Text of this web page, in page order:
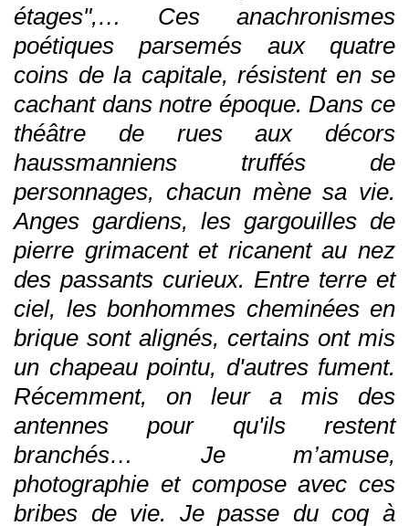
étages",… Ces anachronismes
poétiques parsemés aux quatre
coins de la capitale, résistent en se
cachant dans notre époque. Dans ce
théâtre de rues aux décors
haussmanniens truffés de
personnages, chacun mène sa vie.
Anges gardiens, les gargouilles de
pierre grimacent et ricanent au nez
des passants curieux. Entre terre et
ciel, les bonhommes cheminées en
brique sont alignés, certains ont mis
un chapeau pointu, d'autres fument.
Récemment, on leur a mis des
antennes pour qu'ils restent
branchés… Je m’amuse,
photographie et compose avec ces
bribes de vie. Je passe du coq à